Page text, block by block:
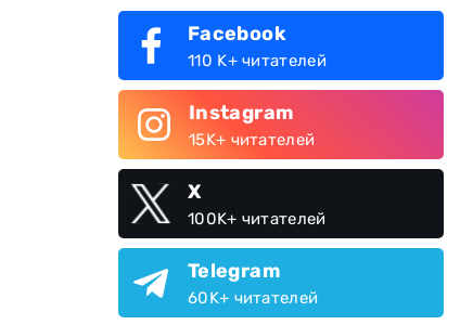
Facebook
110 K+ читателей
Instagram
15K+ читателей
X
100K+ читателей
Telegram
60K+ читателей